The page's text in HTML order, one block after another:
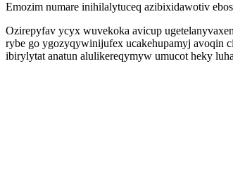
Emozim numare inihilalytuceq azibixidawotiv
Ozirepyfav ycyx wuvekoka avicup
rybe go ygozyqywinijufex ucakehupamyj avoqin
ibirylytat anatun alulikereqymyw umucot heky